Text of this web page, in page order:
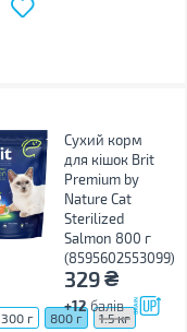
Сухий корм
для кішок Brit
Premium by
Nature Cat
Sterilized
Salmon 800 г
(8595602553099)
329₴
+12балів
300 г 800 г 1.5 кг